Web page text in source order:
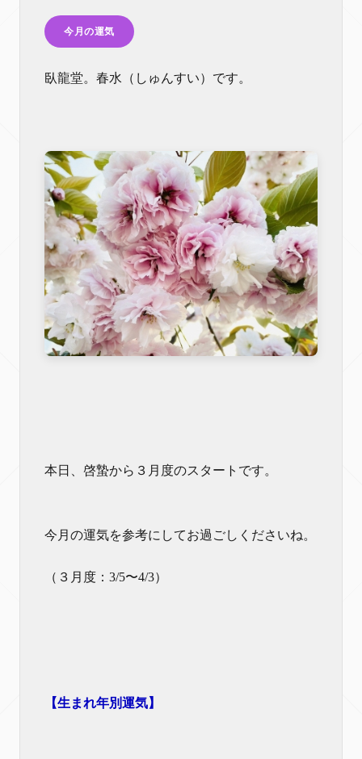
今月の運気
臥龍堂。春水（しゅんすい）です。
本日、啓蟄から３月度のスタートです。
今月の運気を参考にしてお過ごしくださいね。
（３月度：3/5〜4/3）
【生まれ年別運気】